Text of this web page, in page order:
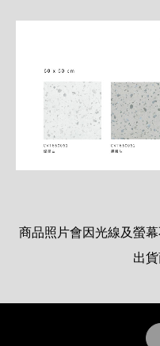
商品照片會因光線及螢
出貨